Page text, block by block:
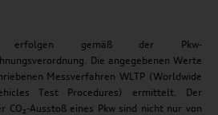
erfolgen gemäß der Pkw-
Die angegebenen Werte
Messverfahren WLTP (Worldwide
Test Procedures) ermittelt. Der
Ausstoß eines Pkw sind nicht nur von